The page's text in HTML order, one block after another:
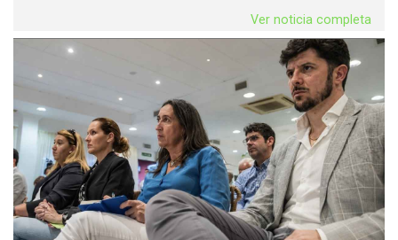
Ver noticia completa